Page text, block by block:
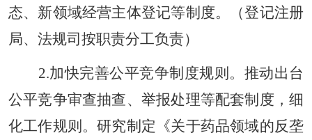
态、新领域经营主体登记等制度。（登记注册
局、法规司按职责分工负责）
2.加快完善公平竞争制度规则。推动出台
公平竞争审查抽查、举报处理等配套制度，细
化工作规则。研究制定《关于药品领域的反垄